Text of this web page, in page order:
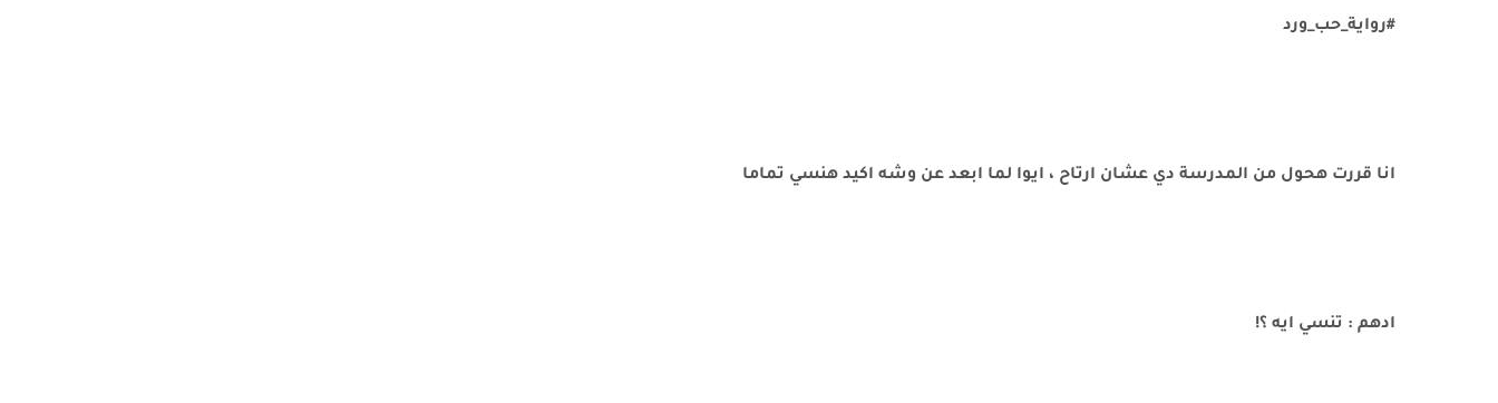
#رواية_حب_ورد
انا قررت هحول من المدرسة دي عشان ارتاح ، ايوا لما ابعد عن وشه اكيد هنسي تماما
ادهم : تنسي ايه ؟!